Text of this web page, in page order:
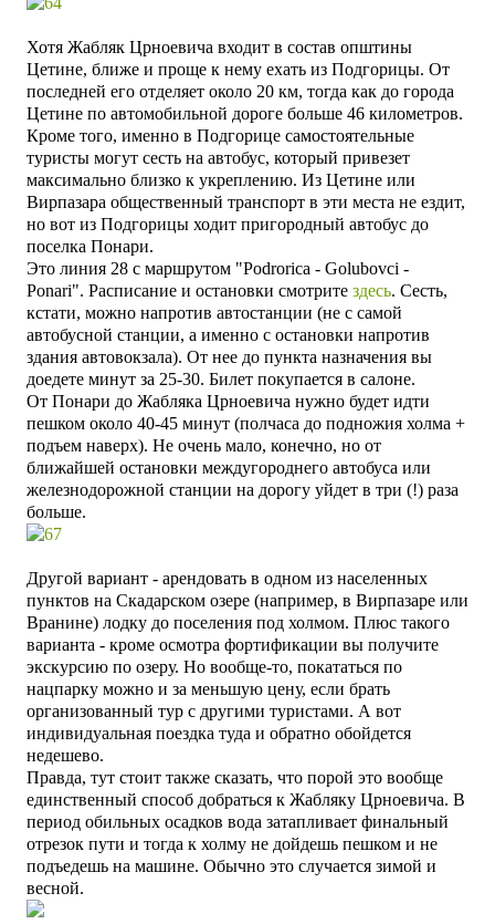
Хотя Жабляк Црноевича входит в состав општины
Цетине, ближе и проще к нему ехать из Подгорицы. От
последней его отделяет около 20 км, тогда как до города
Цетине по автомобильной дороге больше 46 километров.
Кроме того, именно в Подгорице самостоятельные
туристы могут сесть на автобус, который привезет
максимально близко к укреплению. Из Цетине или
Вирпазара общественный транспорт в эти места не ездит,
но вот из Подгорицы ходит пригородный автобус до
поселка Понари.
Это линия 28 с маршрутом "Podrorica - Golubovci -
Ponari". Расписание и остановки смотрите здесь. Сесть,
кстати, можно напротив автостанции (не с самой
автобусной станции, а именно с остановки напротив
здания автовокзала). От нее до пункта назначения вы
доедете минут за 25-30. Билет покупается в салоне.
От Понари до Жабляка Црноевича нужно будет идти
пешком около 40-45 минут (полчаса до подножия холма +
подъем наверх). Не очень мало, конечно, но от
ближайшей остановки междугороднего автобуса или
железнодорожной станции на дорогу уйдет в три (!) раза
больше.
Другой вариант - арендовать в одном из населенных
пунктов на Скадарском озере (например, в Вирпазаре или
Вранине) лодку до поселения под холмом. Плюс такого
варианта - кроме осмотра фортификации вы получите
экскурсию по озеру. Но вообще-то, покататься по
нацпарку можно и за меньшую цену, если брать
организованный тур с другими туристами. А вот
индивидуальная поездка туда и обратно обойдется
недешево.
Правда, тут стоит также сказать, что порой это вообще
единственный способ добраться к Жабляку Црноевича. В
период обильных осадков вода затапливает финальный
отрезок пути и тогда к холму не дойдешь пешком и не
подъедешь на машине. Обычно это случается зимой и
весной.